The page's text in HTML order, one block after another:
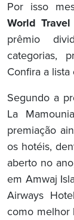
Por isso
World
prêmio
categorias,
Confira a
Segundo a
La
premiação
os hotéis,
aberto no
em Amwaj
Airways
como melhor